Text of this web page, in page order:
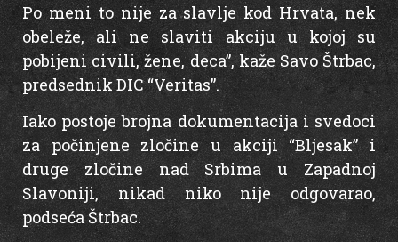
Po meni to nije za slavlje kod Hrvata, nek
obeleže, ali ne slaviti akciju u kojoj su
pobijeni civili, žene, deca”, kaže Savo Štrbac,
predsednik DIC “Veritas”.
Iako postoje brojna dokumentacija i svedoci
za počinjene zločine u akciji “Bljesak” i
druge zločine nad Srbima u Zapadnoj
Slavoniji, nikad niko nije odgovarao,
podseća Štrbac.